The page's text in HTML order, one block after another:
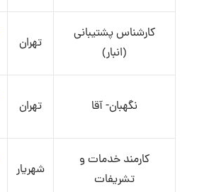
کارشناس پشتیبانی
(انبار)
تهران
نگهبان- آقا تهران
کارمند خدمات و
تشریفات
شهریار